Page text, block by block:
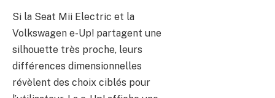
Si la Seat Mii Electric et la
Volkswagen e-Up! partagent une
silhouette très proche, leurs
différences dimensionnelles
révèlent des choix ciblés pour